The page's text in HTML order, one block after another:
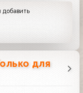
добавить
для